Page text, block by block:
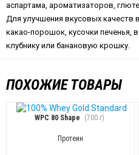
аспартама, ароматизаторов,
Для улучшения вкусовых качеств
какао-порошок, кусочки печенья,
клубнику или банановую крошку.
ПОХОЖИЕ ТОВАРЫ
WPC 80 Shape (700 г)
Протеин